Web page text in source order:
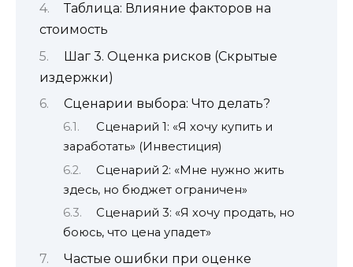
Таблица: Влияние факторов на
стоимость
Шаг 3. Оценка рисков (Скрытые
издержки)
Сценарии выбора: Что делать?
Сценарий 1: «Я хочу купить и
заработать» (Инвестиция)
Сценарий 2: «Мне нужно жить
здесь, но бюджет ограничен»
Сценарий 3: «Я хочу продать, но
боюсь, что цена упадет»
Частые ошибки при оценке